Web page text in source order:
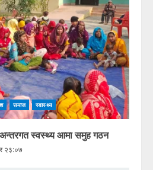
समाज स्वास्थ्य
स्वस्थ्य आमा समुह गठन
२३:०७